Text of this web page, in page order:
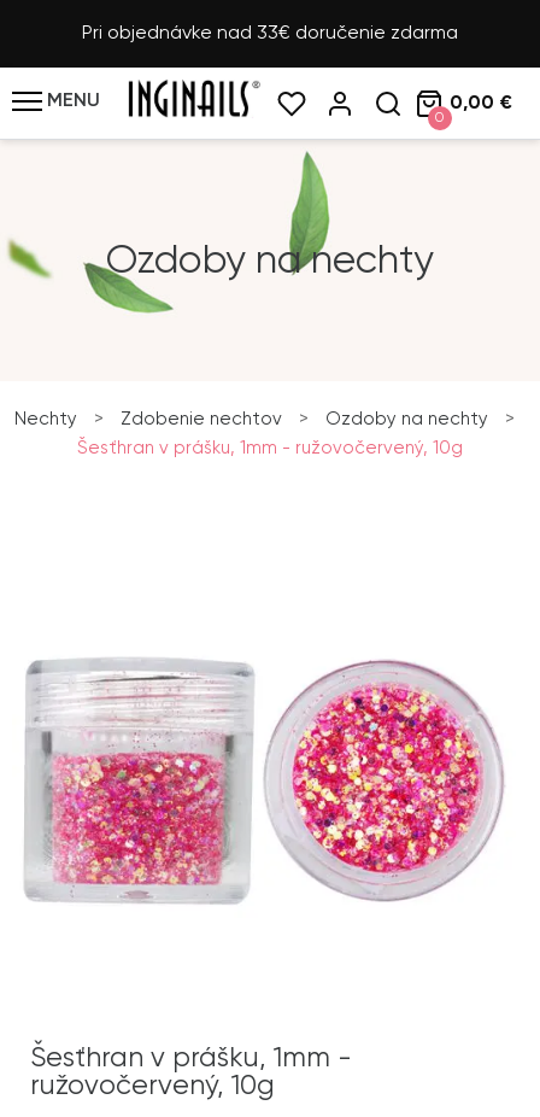
Pri objednávke nad 33€ doručenie zdarma
MENU
0
0,00 €
Ozdoby na nechty
Nechty > Zdobenie nechtov > Ozdoby na nechty
>
Šesťhran v prášku, 1mm - ružovočervený, 10g
Šesťhran v prášku, 1mm -
ružovočervený, 10g